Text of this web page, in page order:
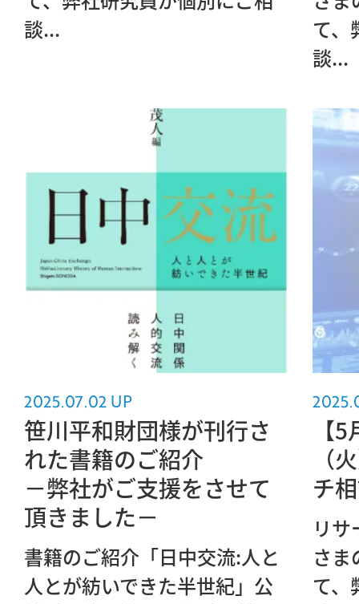
談...
て、
談...
2025.07.02 UP
笹川平和財団様が刊行さ
れた書籍のご紹介
－弊社がご支援をさせて
頂きました－
書籍のご紹介「日中交流:人と
人とが紡いできた半世紀」公
【
（
チ
リ
さま
て、